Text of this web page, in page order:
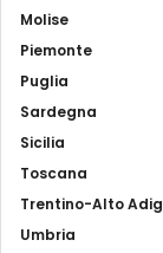
Molise
Piemonte
Puglia
Sardegna
Sicilia
Toscana
Trentino-Alto
Umbria